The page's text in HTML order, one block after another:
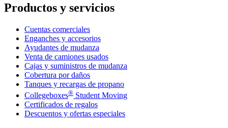
Productos y servicios
Cuentas comerciales
Enganches y accesorios
Ayudantes de mudanza
Venta de camiones usados
Cajas y suministros de mudanza
Cobertura por daños
Tanques y recargas de propano
Collegeboxes® Student Moving
Certificados de regalos
Descuentos y ofertas especiales